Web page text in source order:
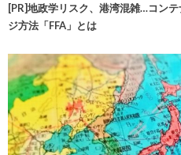
[PR]地政学リスク、港湾混雑…コン
ジ方法「FFA」とは